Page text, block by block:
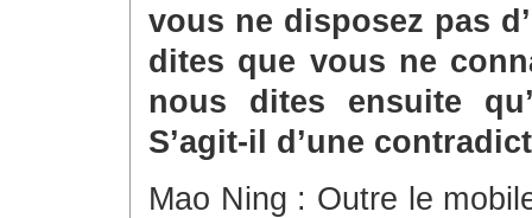
vous ne disposez pas
dites que vous ne
nous dites ensuite
S’agit-il d’une
Mao Ning : Outre le